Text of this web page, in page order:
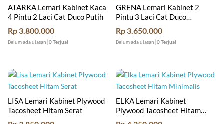
ATARKA Lemari Kabinet Kaca
4 Pintu 2 Laci Cat Duco Putih
Rp 3.800.000
Belum ada ulasan 0 Terjual
GRENA Lemari Kabinet 2
Pintu 3 Laci Cat Duco
Minimalis
Rp 3.650.000
Belum ada ulasan 0 Terjual
LISA Lemari Kabinet Plywood
Tacosheet Hitam Serat
ELKA Lemari Kabinet
Plywood Tacosheet Hitam
Minimalis